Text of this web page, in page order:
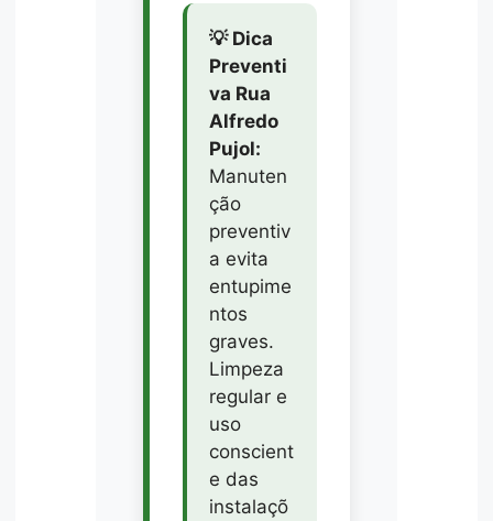
💡 Dica
Preventi
va Rua
Alfredo
Pujol:
Manuten
ção
preventiv
a evita
entupime
ntos
graves.
Limpeza
regular e
uso
conscient
e das
instalaçõ